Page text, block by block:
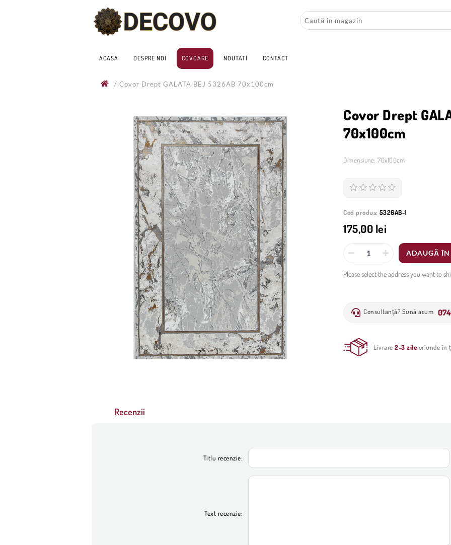
ACASA DESPRE NOI COVOARE NOUTATI CONTACT
/ Covor Drept GALATA BEJ 5326AB 70x100cm
Covor Drept
70x100cm
Dimensiune: 70x100cm
Cod produs: 5326AB-1
175,00 lei
ADAUGĂ ÎN
Please select the address you want to
Consultanță? Sună acum
Livrare2-3 zile oriunde în
Recenzii
Titlu recenzie:
Text recenzie: